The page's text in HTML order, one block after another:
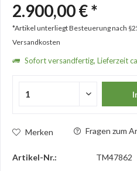
2.900,00 € *
*Artikel unterliegt Besteuerung nach
Versandkosten
Sofort versandfertig, Lieferzeit
Merken Fragen zum
Artikel-Nr.: TM47862